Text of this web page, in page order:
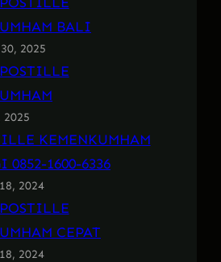
BALI
2025
2025
KEMENKUMHAM
0852-1600-6336
2024
CEPAT
2024